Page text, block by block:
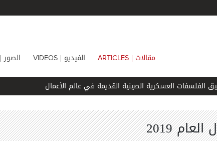
مقالات | ARTICLES الفيديو | VIDEOS الصور |
الفلسفات العسكرية الصينية القديمة في عالم الأعمال